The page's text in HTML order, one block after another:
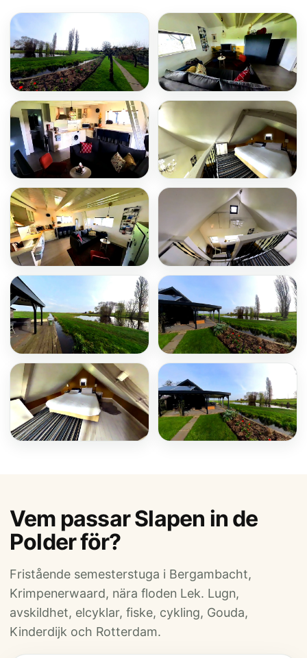
Vem passar Slapen in de
Polder för?
Fristående semesterstuga i Bergambacht,
Krimpenerwaard, nära floden Lek. Lugn,
avskildhet, elcyklar, fiske, cykling, Gouda,
Kinderdijk och Rotterdam.